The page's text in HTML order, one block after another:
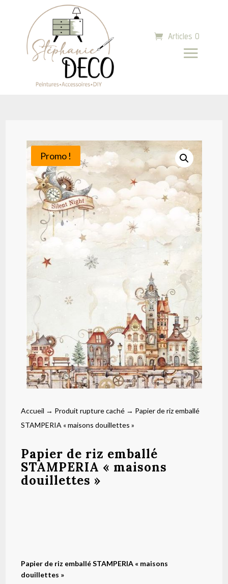
Articles 0
Accueil → Produit rupture caché → Papier de riz emballé
STAMPERIA « maisons douillettes »
Papier de riz emballé
STAMPERIA « maisons
douillettes »
Papier de riz emballé STAMPERIA « maisons
douillettes »
Promo !